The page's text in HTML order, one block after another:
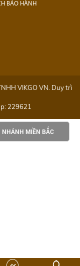
BẢO HÀNH
VIKGO VN. Duy trì
229621
NHÁNH MIỀN BẮC